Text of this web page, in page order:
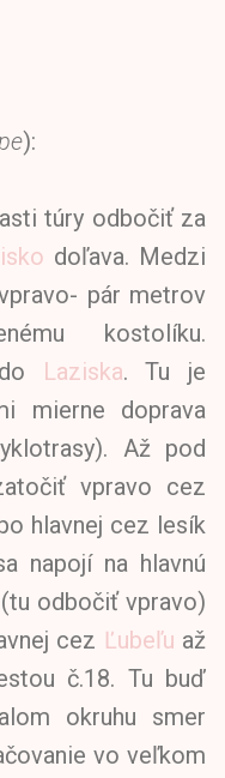
):
túry odbočiť za
doľava. Medzi
pár metrov
kostolíku.
Laziska. Tu je
mierne doprava
Až pod
vpravo cez
hlavnej cez lesík
napojí na hlavnú
odbočiť vpravo)
cez Ľubeľu až
č.18. Tu buď
okruhu smer
vo veľkom